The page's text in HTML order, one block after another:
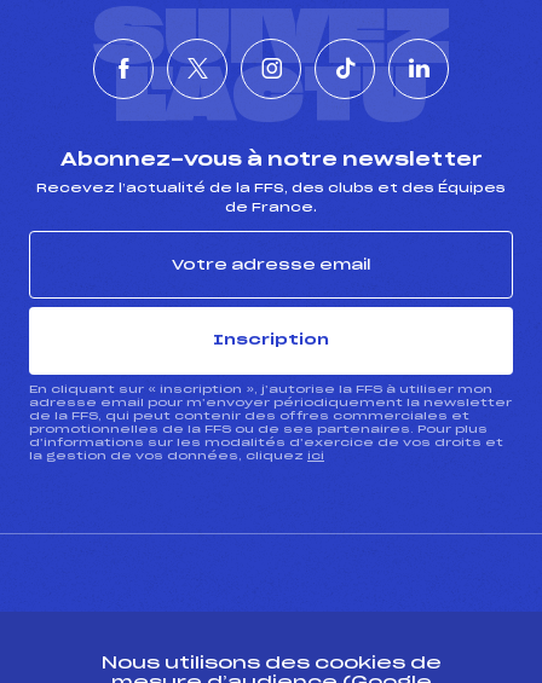
SUIVEZ
L'ACTU
Abonnez-vous à notre newsletter
Recevez l’actualité de la FFS, des clubs et des Équipes
de France.
Inscription
En cliquant sur « inscription », j’autorise la FFS à utiliser mon
adresse email pour m’envoyer périodiquement la newsletter
de la FFS, qui peut contenir des offres commerciales et
promotionnelles de la FFS ou de ses partenaires. Pour plus
d’informations sur les modalités d’exercice de vos droits et
la gestion de vos données, cliquez ici
Nous utilisons des cookies de